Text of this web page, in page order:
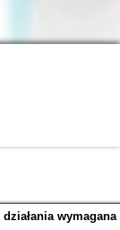
wymagana